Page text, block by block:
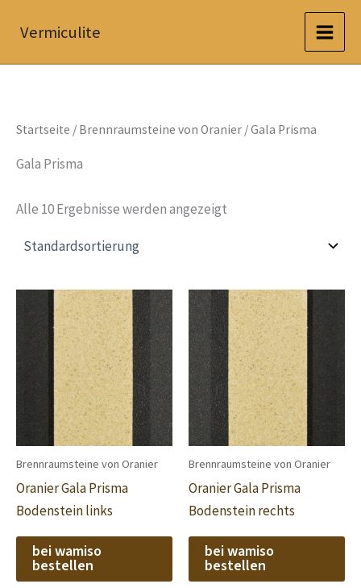
InhaltVermiculite
Startseite / Brennraumsteine von Oranier / Gala Prisma
Gala Prisma
Alle 10 Ergebnisse werden angezeigt
Brennraumsteine von Oranier
Oranier Gala Prisma
Bodenstein links
bei wamiso
bestellen
Brennraumsteine von Oranier
Oranier Gala Prisma
Bodenstein rechts
bei wamiso
bestellen